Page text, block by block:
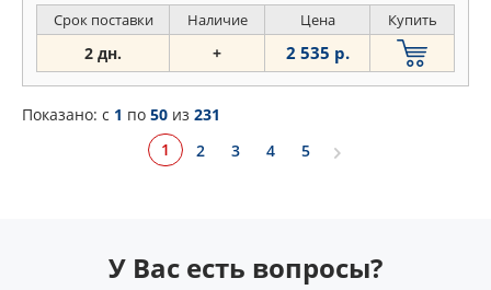
Срок поставки Наличие Цена Купить
2 дн. + 2 535 р.
Показано: c 1 по 50 из 231
1
2 3 4 5
У Вас есть вопросы?